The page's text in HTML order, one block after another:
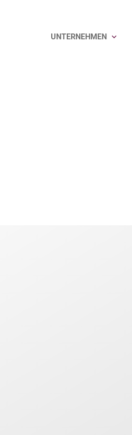
UNTERNEHMEN